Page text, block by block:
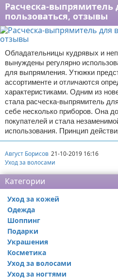
Расческа-выпрямитель
пользоваться, отзывы
Обладательницы кудрявых и
вынуждены регулярно
для выпрямления. Утюжки
ассортименте и отличаются
характеристиками. Одним из
стала расческа-выпрямитель
себе несколько приборов. Она
покупателей и стала
использования. Принцип
Август Борисов 21-10-2019 16:16
Уход за волосами
Категории
Уход за кожей
Одежда
Шоппинг
Подарки
Украшения
Косметика
Уход за волосами
Уход за ногтями